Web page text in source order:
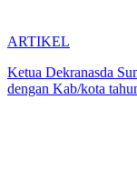
ARTIKEL
Ketua Dekranasda
dengan Kab/kota